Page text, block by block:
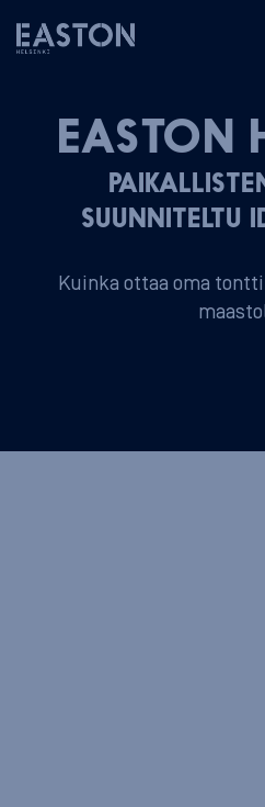
EASTON
SUUN­NI­TEL­TU
Kuinka ottaa oma